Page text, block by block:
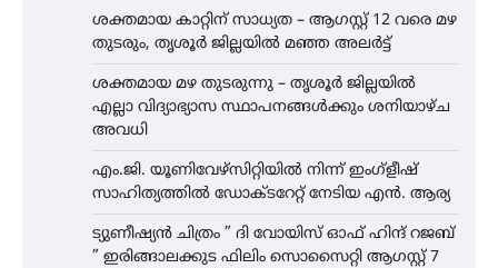
ശക്തമായ കാറ്റിന് സാധ്യത – ആഗസ്റ്റ് 12 വരെ മഴ
തുടരും, തൃശൂർ ജില്ലയിൽ മഞ്ഞ അലർട്ട്
ശക്തമായ മഴ തുടരുന്നു – തൃശൂർ ജില്ലയിൽ
എല്ലാ വിദ്യാഭ്യാസ സ്ഥാപനങ്ങൾക്കും ശനിയാഴ്ച
അവധി
എം.ജി. യൂണിവേഴ്‌സിറ്റിയിൽ നിന്ന് ഇംഗ്ളീഷ്
സാഹിത്യത്തിൽ ഡോക്ടറേറ്റ് നേടിയ എൻ. ആര്യ
ട്യുണീഷ്യൻ ചിത്രം ” ദി വോയിസ് ഓഫ് ഹിന്ദ് റജബ്
” ഇരിങ്ങാലക്കുട ഫിലിം സൊസൈറ്റി ആഗസ്റ്റ് 7